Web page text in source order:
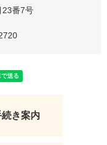
23番7号
き案内